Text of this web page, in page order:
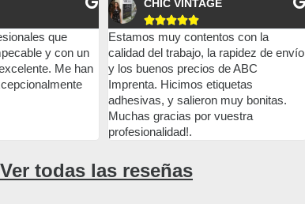
que
y con un
Me han
CHIC VINTAGE

Estamos muy contentos con la
calidad del trabajo, la rapidez de envío
y los buenos precios de ABC
Imprenta. Hicimos etiquetas
adhesivas, y salieron muy bonitas.
Muchas gracias por vuestra
profesionalidad!.
Ver todas las reseñas